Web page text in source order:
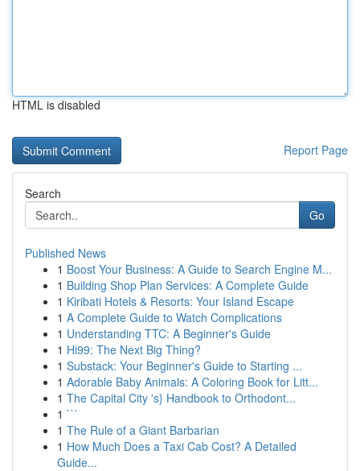
HTML is disabled
Report Page
Search
Go
Published News
1 Boost Your Business: A Guide to Search Engine M...
1 Building Shop Plan Services: A Complete Guide
1 Kiribati Hotels & Resorts: Your Island Escape
1 A Complete Guide to Watch Complications
1 Understanding TTC: A Beginner's Guide
1 Hi99: The Next Big Thing?
1 Substack: Your Beginner's Guide to Starting ...
1 Adorable Baby Animals: A Coloring Book for Litt...
1 The Capital City 's} Handbook to Orthodont...
1 ```
1 The Rule of a Giant Barbarian
1 How Much Does a Taxi Cab Cost? A Detailed
Guide...